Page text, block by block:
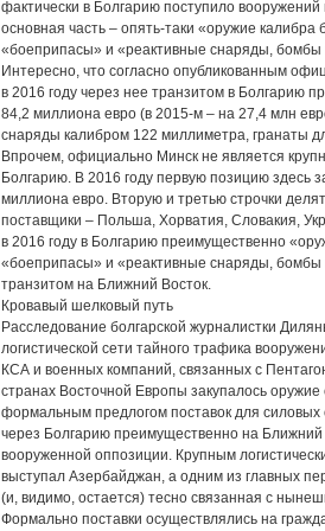
фактически в Болгарию поступило
основная часть – опять-таки «оружие
«боеприпасы» и «реактивные снаряды, бомбы
Интересно, что согласно опубликованным
в 2016 году через нее транзитом в Болгарию
84,2 миллиона евро (в 2015-м – на 27,4 млн
снаряды калибром 122 миллиметра, гранаты
Впрочем, официально Минск не является
Болгарию. В 2016 году первую позицию здесь
миллиона евро. Вторую и третью строчки
поставщики – Польша, Хорватия, Словакия,
в 2016 году в Болгарию преимущественно
«боеприпасы» и «реактивные снаряды, бомбы
транзитом на Ближний Восток.
Кровавый шелковый путь
Расследование болгарской журналистки
логистической сети тайного трафика
КСА и военных компаний, связанных с
странах Восточной Европы закупалось оружие
формальным предлогом поставок для силовых
через Болгарию преимущественно на Ближний
вооруженной оппозиции. Крупным
выступал Азербайджан, а одним из главных
(и, видимо, остается) тесно связанная с
Формально поставки осуществлялись на